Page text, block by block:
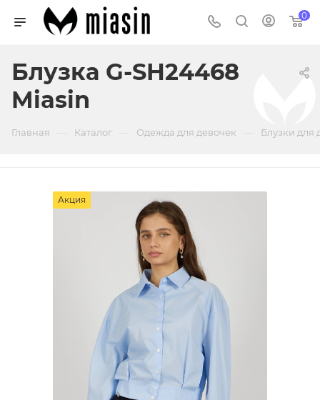
0
Блузка G-SH24468
Miasin
Главная Каталог Одежда для девочек Блузки для
Акция